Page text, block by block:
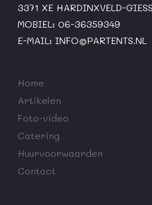
3371 XE HARDINXVELD-
MOBIEL: 06-36359349
E-MAIL: INFO@PARTENTS.NL
Home
Artikelen
Foto-video
Catering
Huurvoorwaarden
Contact